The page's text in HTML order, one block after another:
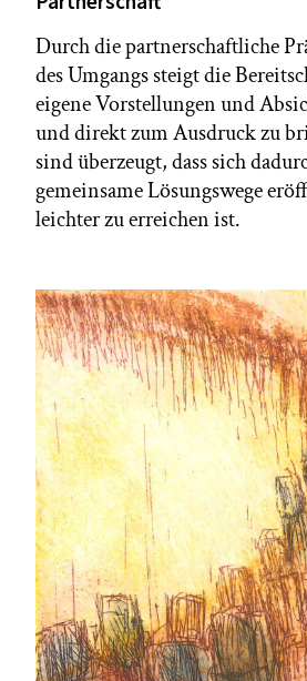
Durch die partnerschaftliche
des Umgangs steigt die
eigene Vorstellungen und
und direkt zum Ausdruck zu
sind überzeugt, dass sich
gemeinsame Lösungswege
leichter zu erreichen ist.